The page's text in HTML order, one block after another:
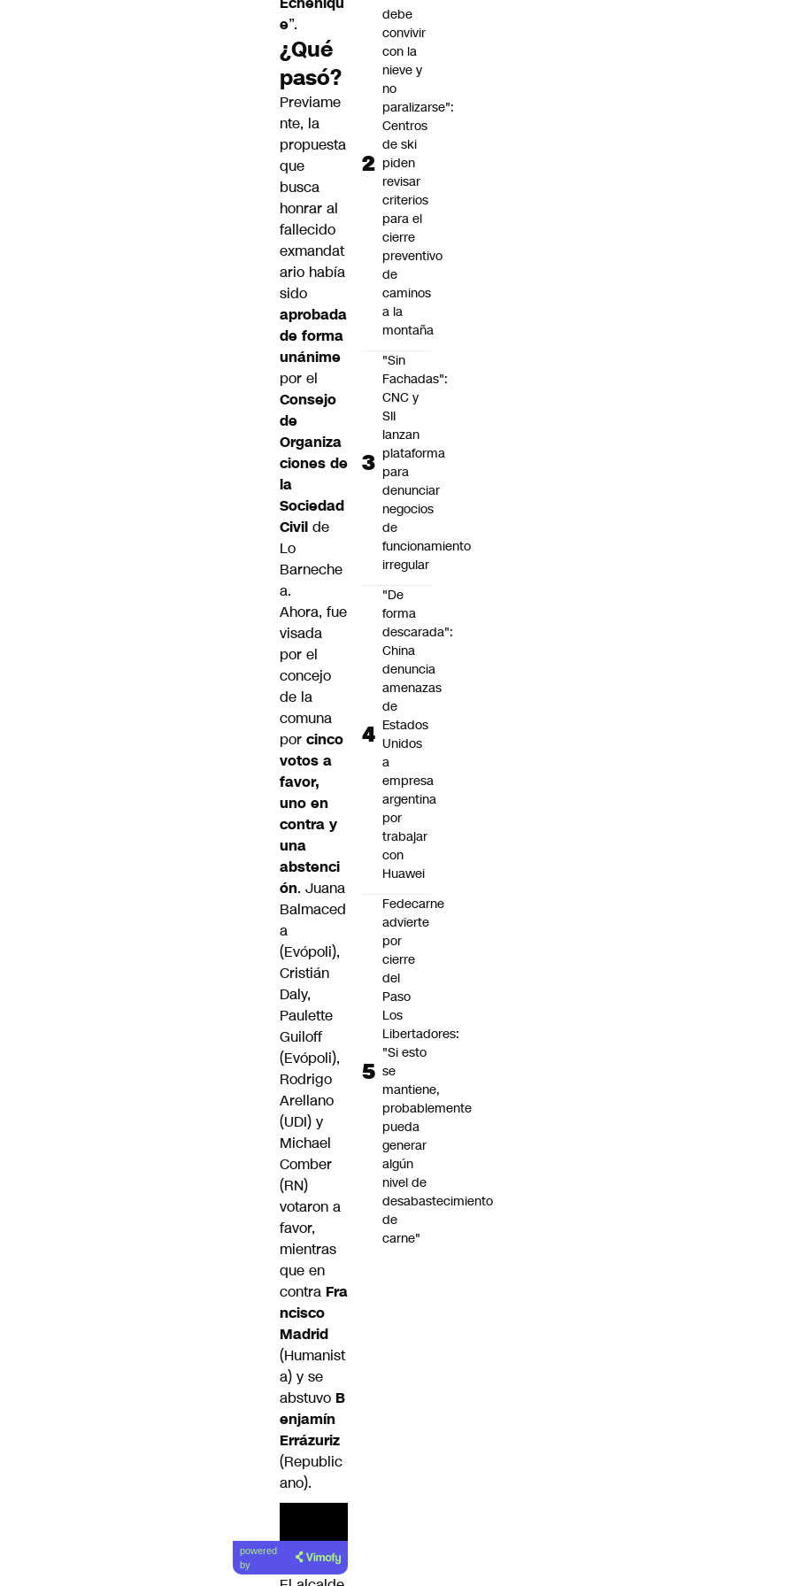
e”.
¿Qué
pasó?
Previame
nte, la
propuesta
que
busca
honrar al
fallecido
exmandat
ario había
sido
aprobada
de forma
unánime
por el
Consejo
de
Organiza
ciones de
la
Sociedad
Civil de
Lo
Barneche
a.
Ahora, fue
visada
por el
concejo
de la
comuna
por cinco
votos a
favor,
uno en
contra y
una
abstenci
ón. Juana
Balmaced
a
(Evópoli),
Cristián
Daly,
Paulette
Guiloff
(Evópoli),
Rodrigo
Arellano
(UDI) y
Michael
Comber
(RN)
votaron a
favor,
mientras
que en
contra Fra
ncisco
Madrid
(Humanist
a) y se
abstuvo B
enjamín
Errázuriz
(Republic
ano).
powered
by
debe
convivir
con la
nieve y
no
paralizarse":
Centros
de ski
piden
revisar
criterios
para el
cierre
preventivo
de
caminos
a la
montaña
"Sin
Fachadas":
CNC y
SII
lanzan
plataforma
para
denunciar
negocios
de
funcionamiento
irregular
"De
forma
descarada":
China
denuncia
amenazas
de
Estados
Unidos
a
empresa
argentina
por
trabajar
con
Huawei
Fedecarne
advierte
por
cierre
del
Paso
Los
Libertadores:
"Si esto
se
mantiene,
probablemente
pueda
generar
algún
nivel de
desabastecimiento
de
carne"